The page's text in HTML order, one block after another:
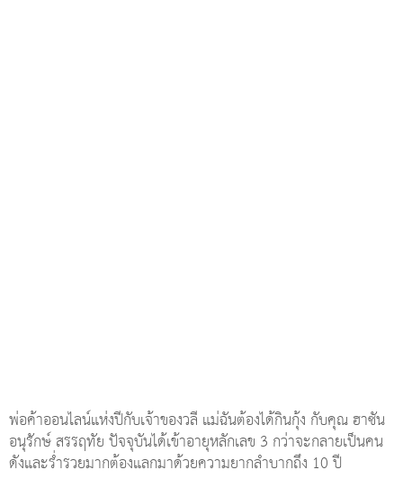
พ่อค้าออนไลน์แห่งปีกับเจ้าของวลี แม่ฉันต้องได้กินกุ้ง กับคุณ ฮาซัน
อนุรักษ์ สรรฤทัย ปัจจุบันได้เข้าอายุหลักเลข 3 กว่าจะกลายเป็นคน
ดังและร่ำรวยมากต้องแลกมาด้วยความยากลำบากถึง 10 ปี